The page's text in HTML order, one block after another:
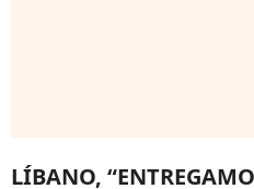
LÍBANO,